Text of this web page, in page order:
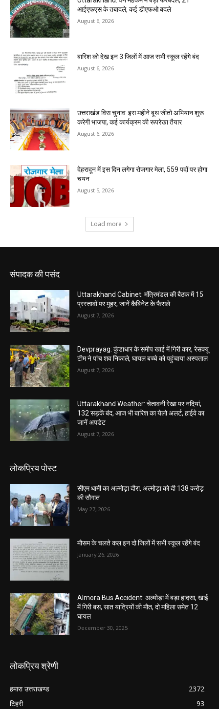
संपादक की पसंद
Uttarakhand Cabinet: मंत्रिमंडल की बैठक में 15
प्रस्तावों पर मुहर, जानें कैबिनेट के फैसले
August 7, 2026
Devprayag: कुंडाधार के समीप खाई में गिरी कार, रेसक्यू
टीम ने पांच शव निकाले, घायल बच्चे को पहुंचाया अस्पताल
August 7, 2026
Uttarakhand Weather: चेतावनी रेखा पर नदियां,
132 सड़कें बंद, आज भी बारिश का येलो अलर्ट, हाईवे का
जानें अपडेट
August 7, 2026
लोकप्रिय पोस्ट
सीएम धामी का अल्मोड़ा दौरा, अल्मोड़ा को दी 138 करोड़
की सौगात
May 27, 2026
मौसम के चलते कल इन दो जिलों में सभी स्कूल रहेंगे बंद
January 26, 2026
Almora Bus Accident: अल्मोड़ा में बड़ा हादसा, खाई
में गिरी बस, सात यात्रियों की मौत, दो महिला समेत 12
घायल
December 30, 2025
लोकप्रिय श्रेणी
हमारा उत्तराखण्ड
2372
टिहरी
93